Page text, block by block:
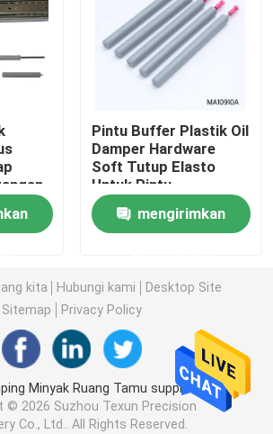
Pin
Ganda
Pintu Buffer Plastik Oil
Damper Hardware
Soft Tutup Elasto
Untuk Pintu
mengirimkan
kita Hubungi kami
Desktop Site
Sitemap
Privacy Policy
Minyak Ruang Tamu supplier.
© 2026 Suzhou Texun Precision
Co., Ltd.. All Rights Reserved.